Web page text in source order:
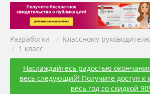
Разработки / Классному руководителю
/ 1 класс
Наслаждайтесь радостью
весь следующий! Получите доступ к
весь год со скидкой